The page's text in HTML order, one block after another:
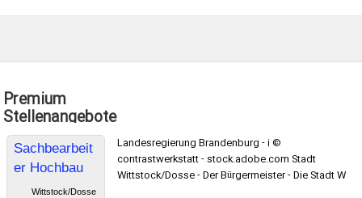
Premium
Stellenangebote
Sachbearbeit
er Hochbau
Wittstock/Dosse
Landesregierung Brandenburg - i ©
contrastwerkstatt - stock.adobe.com Stadt
Wittstock/Dosse - Der Bürgermeister - Die Stadt W